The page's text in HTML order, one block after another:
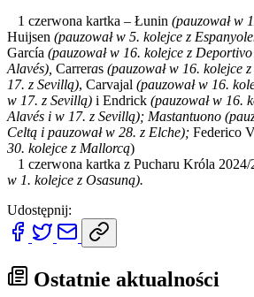
1 czerwona kartka – Łunin (pauzował w
Huijsen (pauzował w 5. kolejce z
García (pauzował w 16. kolejce z Deportivo
Alavés), Carreras (pauzował w 16. kolejce
17. z Sevillą), Carvajal (pauzował w 16.
w 17. z Sevillą) i Endrick (pauzował w 16.
Alavés i w 17. z Sevillą); Mastantuono
Celtą i pauzował w 28. z Elche); Federico
30. kolejce z Mallorcą)
1 czerwona kartka z Pucharu Króla
w 1. kolejce z Osasuną).
Udostępnij:
Ostatnie aktualności